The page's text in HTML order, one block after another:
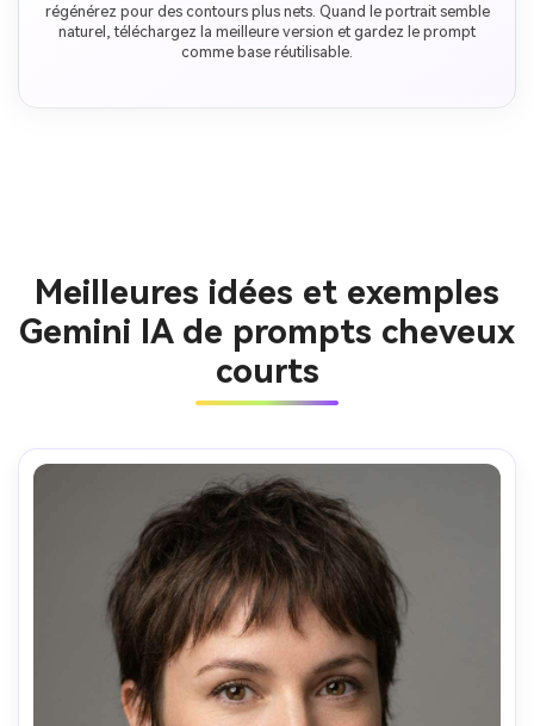
régénérez pour des contours plus nets. Quand le portrait semble
naturel, téléchargez la meilleure version et gardez le prompt
comme base réutilisable.
Meilleures idées et exemples
Gemini IA de prompts cheveux
courts